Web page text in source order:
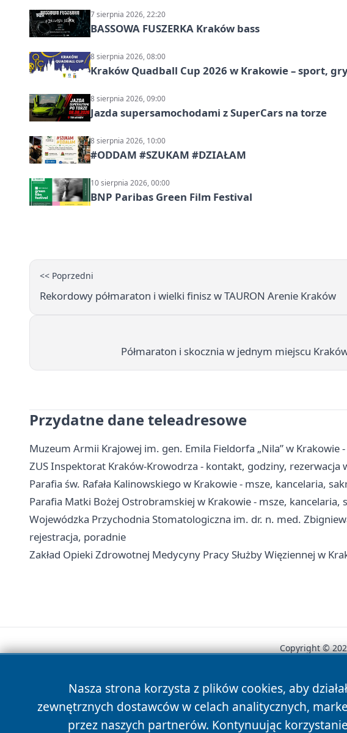
7 sierpnia 2026, 22:20
BASSOWA FUSZERKA Kraków bass
8 sierpnia 2026, 08:00
Kraków Quadball Cup 2026 w Krakowie – sport,
8 sierpnia 2026, 09:00
Jazda supersamochodami z SuperCars na torze
8 sierpnia 2026, 10:00
#ODDAM #SZUKAM #DZIAŁAM
10 sierpnia 2026, 00:00
BNP Paribas Green Film Festival
<< Poprzedni
Rekordowy półmaraton i wielki finisz w TAURON Arenie Kraków
Półmaraton i skocznia w jednym miejscu
Przydatne dane teleadresowe
Muzeum Armii Krajowej im. gen. Emila Fieldorfa „Nila” w Krakowie
ZUS Inspektorat Kraków-Krowodrza - kontakt, godziny, rezerwacja
Parafia św. Rafała Kalinowskiego w Krakowie - msze, kancelaria,
Parafia Matki Bożej Ostrobramskiej w Krakowie - msze, kancelaria,
Wojewódzka Przychodnia Stomatologiczna im. dr. n. med.
rejestracja, poradnie
Zakład Opieki Zdrowotnej Medycyny Pracy Służby Więziennej w
Nasza strona korzysta z plików cookies, aby
zewnętrznych dostawców w celach analitycznych,
przez naszych partnerów. Kontynuując
Copyright ©
News Autorzy